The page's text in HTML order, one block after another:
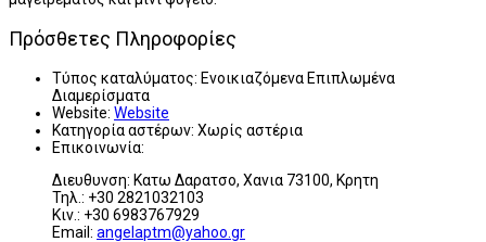
Πρόσθετες Πληροφορίες
Τύπος καταλύματος: Ενοικιαζόμενα Επιπλωμένα
Διαμερίσματα
Website: Website
Κατηγορία αστέρων: Χωρίς αστέρια
Επικοινωνία:
Διευθυνση: Κατω Δαρατσο, Χανια 73100, Κρητη
Τηλ.: +30 2821032103
Κιν.: +30 6983767929
Email: angelaptm@yahoo.gr